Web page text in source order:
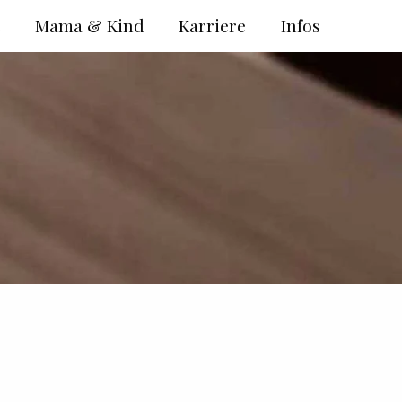
Infos
Karriere
Mama & Kind